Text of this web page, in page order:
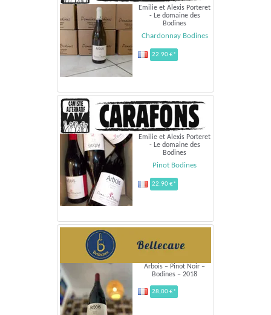
Emilie et Alexis Porteret
- Le domaine des
Bodines
Chardonnay Bodines
22.90 €*
Emilie et Alexis Porteret
- Le domaine des
Bodines
Pinot Bodines
22.90 €*
Arbois – Pinot Noir –
Bodines – 2018
28,00 €*